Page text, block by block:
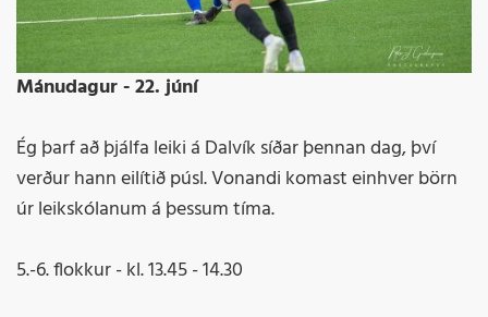
Mánudagur - 22. júní
Ég þarf að þjálfa leiki á Dalvík síðar þennan dag, því
verður hann eilítið púsl. Vonandi komast einhver börn
úr leikskólanum á þessum tíma.
5.-6. flokkur - kl. 13.45 - 14.30